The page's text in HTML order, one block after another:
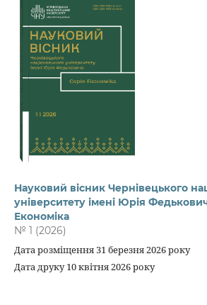
Науковий вісник Чернівецького
університету імені Юрія
Економіка
№ 1 (2026)
Дата розміщення 31 березня 2026 року
Дата друку 10 квітня 2026 року